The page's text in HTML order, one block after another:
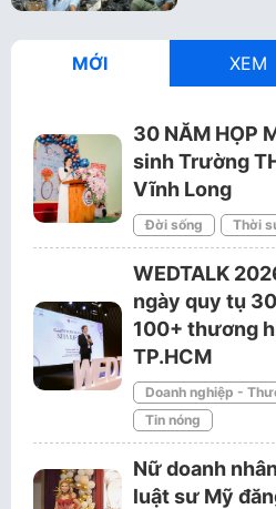
MỚI XEM
30 NĂM HỌP
sinh Trường
Vĩnh Long
Đời sống Thời
WEDTALK
ngày quy tụ
100+ thương
TP.HCM
Doanh nghiệp -
Tin nóng
Nữ doanh
luật sư Mỹ